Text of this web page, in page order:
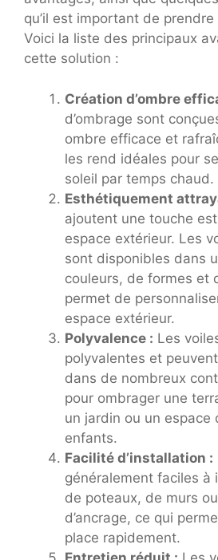
qu’il est important de
Voici la liste des principaux
cette solution :
Création d’ombre
d’ombrage sont
ombre efficace et
les rend idéales pour
soleil par temps chaud.
Esthétiquement
ajoutent une touche
espace extérieur. Les
sont disponibles dans
couleurs, de formes et
permet de
espace extérieur.
Polyvalence : Les
polyvalentes et
dans de nombreux
pour ombrager une
un jardin ou un espace
enfants.
Facilité d’installation :
généralement faciles à
de poteaux, de murs
d’ancrage, ce qui
place rapidement.